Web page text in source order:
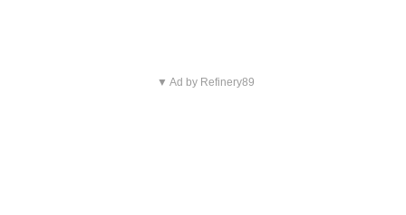
▼ Ad by Refinery89